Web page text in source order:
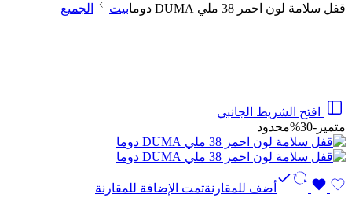
قفل سلامة لون احمر 38 ملي DUMA دوما
بيت الجميع
افتح الشريط الجانبي
متميز -30% محدود
أضف للمقارنةتمت الإضافة للمقارنة